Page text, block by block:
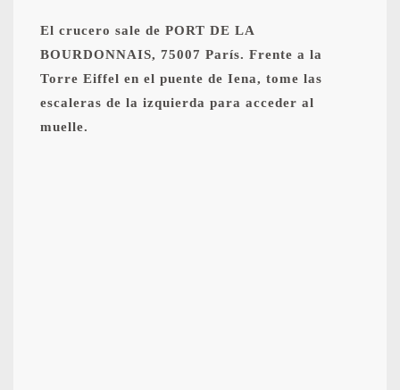
El crucero sale de PORT DE LA
BOURDONNAIS, 75007 París. Frente a la
Torre Eiffel en el puente de Iena, tome las
escaleras de la izquierda para acceder al
muelle.